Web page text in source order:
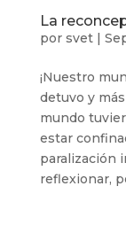
La
por svet|
¡Nuestro
detuvo y
mundo
estar
paralización
reflexionar,